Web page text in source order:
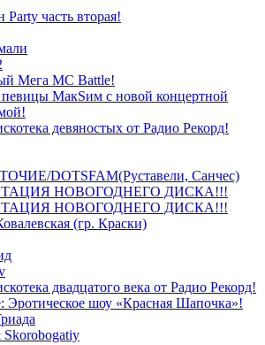
Party часть вторая!
Мега МС Battle!
МакSим с новой концертной
девяностых от Радио Рекорд!
DOTSFAM(Руставели, Санчес)
НОВОГОДНЕГО ДИСКА!!!
НОВОГОДНЕГО ДИСКА!!!
(гр. Краски)
двадцатого века от Радио Рекорд!
Эротическое шоу «Красная Шапочка»!
Skorobogatiy